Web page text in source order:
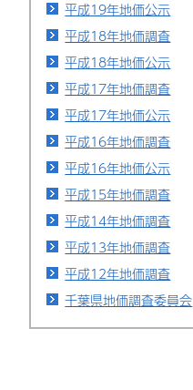
平成19年地価公示
平成18年地価調査
平成18年地価公示
平成17年地価調査
平成17年地価公示
平成16年地価調査
平成16年地価公示
平成15年地価調査
平成14年地価調査
平成13年地価調査
平成12年地価調査
千葉県地価調査委員会